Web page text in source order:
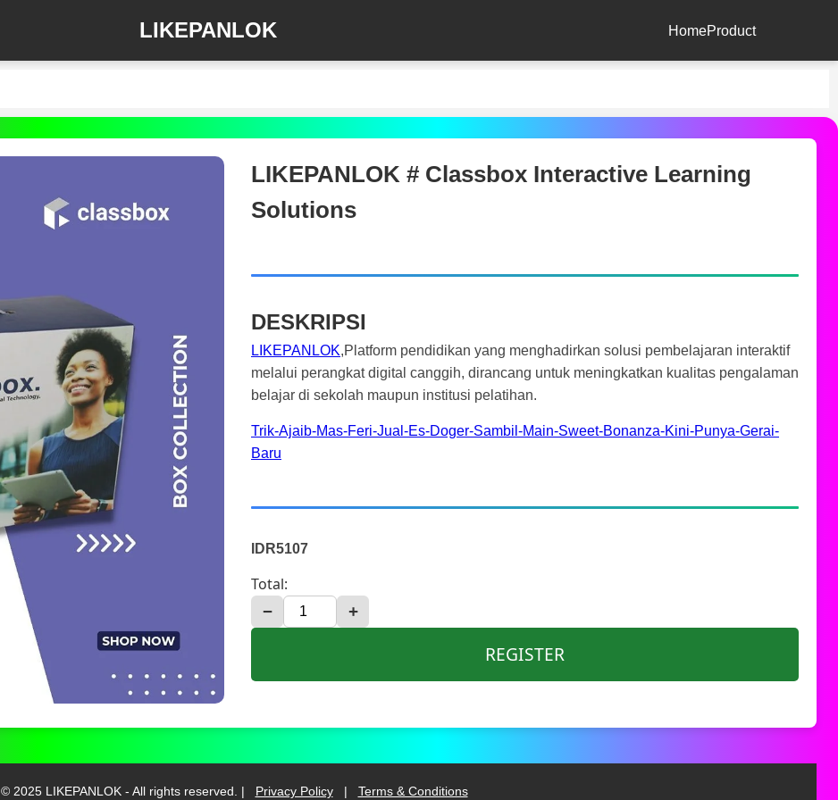
LIKEPANLOK HomeProduct
LIKEPANLOK # Classbox Interactive Learning
Solutions
DESKRIPSI
LIKEPANLOK,Platform pendidikan yang menghadirkan solusi pembelajaran interaktif
melalui perangkat digital canggih, dirancang untuk meningkatkan kualitas pengalaman
belajar di sekolah maupun institusi pelatihan.
Trik-Ajaib-Mas-Feri-Jual-Es-Doger-Sambil-Main-Sweet-Bonanza-Kini-Punya-Gerai-
Baru
IDR5107
Total:
− +
REGISTER
© 2025 LIKEPANLOK - All rights reserved. | Privacy Policy | Terms & Conditions